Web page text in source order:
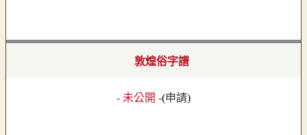
敦煌俗字譜
- 未公開 -(申請)